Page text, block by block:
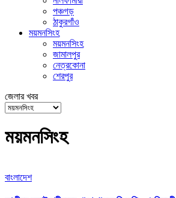
পঞ্চগড়
ঠাকুরগাঁও
ময়মনসিংহ
ময়মনসিংহ
জামালপুর
নেত্রকোনা
শেরপুর
জেলার খবর
ময়মনসিংহ
বাংলাদেশ